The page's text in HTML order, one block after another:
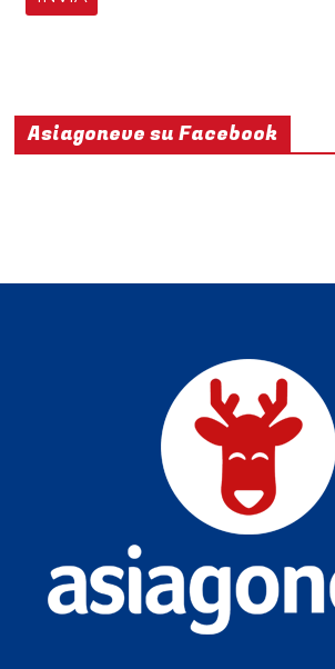
Asiagoneve su Facebook